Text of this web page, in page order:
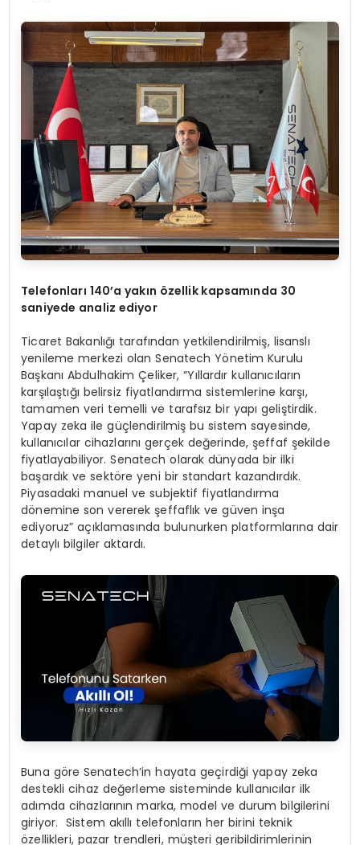
Telefonları 140’a yakın özellik kapsamında 30
saniyede analiz ediyor
Ticaret Bakanlığı tarafından yetkilendirilmiş, lisanslı
yenileme merkezi olan Senatech Yönetim Kurulu
Başkanı Abdulhakim Çeliker, “Yıllardır kullanıcıların
karşılaştığı belirsiz fiyatlandırma sistemlerine karşı,
tamamen veri temelli ve tarafsız bir yapı geliştirdik.
Yapay zeka ile güçlendirilmiş bu sistem sayesinde,
kullanıcılar cihazlarını gerçek değerinde, şeffaf şekilde
fiyatlayabiliyor. Senatech olarak dünyada bir ilki
başardık ve sektöre yeni bir standart kazandırdık.
Piyasadaki manuel ve subjektif fiyatlandırma
dönemine son vererek şeffaflık ve güven inşa
ediyoruz” açıklamasında bulunurken platformlarına dair
detaylı bilgiler aktardı.
Buna göre Senatech’in hayata geçirdiği yapay zeka
destekli cihaz değerleme sisteminde kullanıcılar ilk
adımda cihazlarının marka, model ve durum bilgilerini
giriyor. Sistem akıllı telefonların her birini teknik
özellikleri, pazar trendleri, müşteri geribildirimlerinin